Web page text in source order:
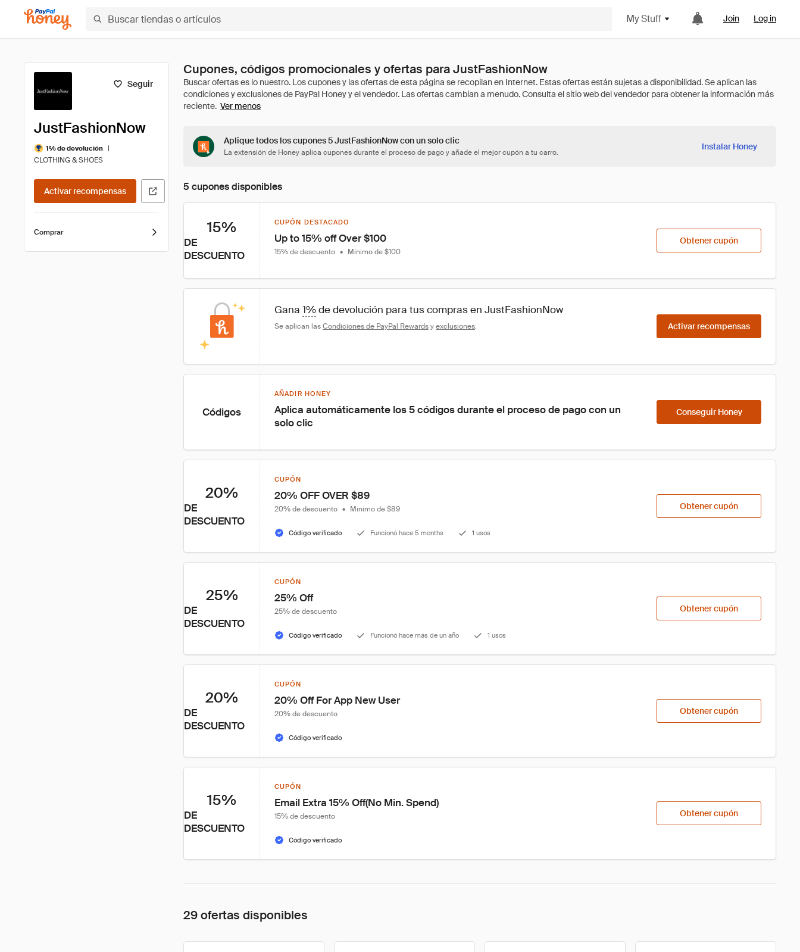
My Stuff Join Log in
Seguir
JustFashionNow
1% de devolución
|
CLOTHING & SHOES
Activar recompensas
Comprar
Cupones, códigos promocionales y ofertas para JustFashionNow
Ver menos
Aplique todos los cupones 5 JustFashionNow con un solo clic
La extensión de Honey aplica cupones durante el proceso de pago y añade el mejor cupón a tu carro.
Instalar Honey
5 cupones disponibles
15%
DE
DESCUENTO
CUPÓN DESTACADO
Up to 15% off Over $100
15% de descuento • Mínimo de $100
Obtener cupón
Gana 1% de devolución para tus compras en JustFashionNow
Se aplican las Condiciones de PayPal Rewards y exclusiones. Activar recompensas
Códigos
AÑADIR HONEY
Aplica automáticamente los 5 códigos durante el proceso de pago con un
solo clic
Conseguir Honey
20%
DE
DESCUENTO
CUPÓN
20% OFF OVER $89
20% de descuento • Mínimo de $89
Código verificado Funcionó hace 5 months 1 usos
Obtener cupón
25%
DE
DESCUENTO
CUPÓN
25% Off
25% de descuento
Código verificado Funcionó hace más de un año 1 usos
Obtener cupón
20%
DE
DESCUENTO
CUPÓN
20% Off For App New User
20% de descuento
Código verificado
Obtener cupón
15%
DE
DESCUENTO
CUPÓN
Email Extra 15% Off(No Min. Spend)
15% de descuento
Código verificado
Obtener cupón
29 ofertas disponibles